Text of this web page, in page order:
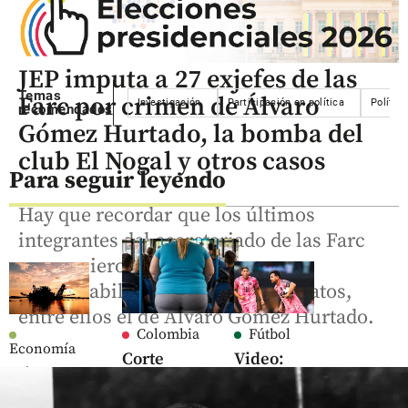
Temas
recomendados
Investigación Participación en política Política
Para seguir leyendo
Economía
Mineros
Colombia
Corte
Constitucional
Fútbol
Video:
JEP imputa a 27 exjefes de las
Farc por crimen de Álvaro
Gómez Hurtado, la bomba del
club El Nogal y otros casos
Hay que recordar que los últimos
integrantes del secretariado de las Farc
reconocieron ante la JEP su
responsabilidad en varios asesinatos,
entre ellos el de Álvaro Gómez Hurtado.